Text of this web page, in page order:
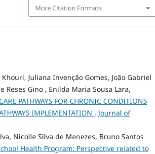
More Citation Formats
Juliana Invenção Gomes, João Gabriel
Reses Gino , Enilda Maria Sousa Lara,
PATHWAYS FOR CHRONIC CONDITIONS
IMPLEMENTATION , Journal of
Nicolle Silva de Menezes, Bruno Santos
Health Program: Perspective related to